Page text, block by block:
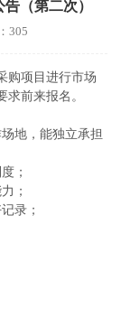
（第二次）
305
购项目进行市场
前来报名。
地，能独立承担
；
；
录；